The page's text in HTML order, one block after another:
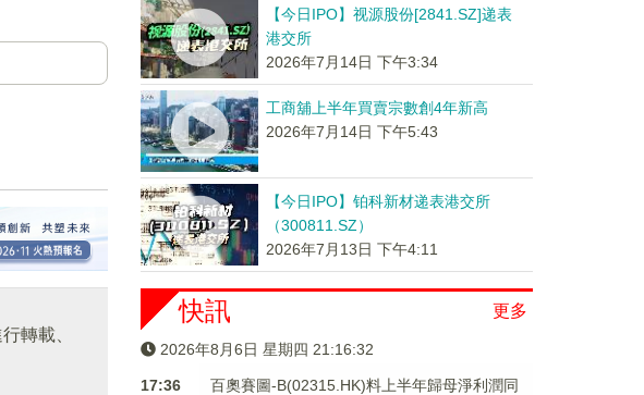
轉載、
【今日IPO】视源股份[2841.SZ]递表
港交所
2026年7月14日 下午3:34
工商舖上半年買賣宗數創4年新高
2026年7月14日 下午5:43
【今日IPO】铂科新材递表港交所
（300811.SZ）
2026年7月13日 下午4:11
更多
快訊
2026年8月6日 星期四 21:16:32
17:36
百奧賽圖-B(02315.HK)料上半年歸母淨利潤同